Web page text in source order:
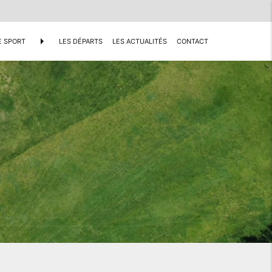
SPORT arrow_right LES DÉPARTS LES ACTUALITÉS CONTACT